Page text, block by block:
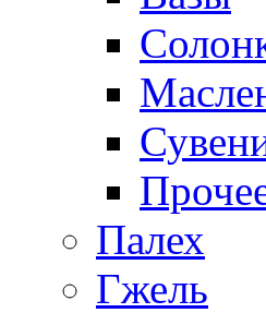
Палех
Гжель